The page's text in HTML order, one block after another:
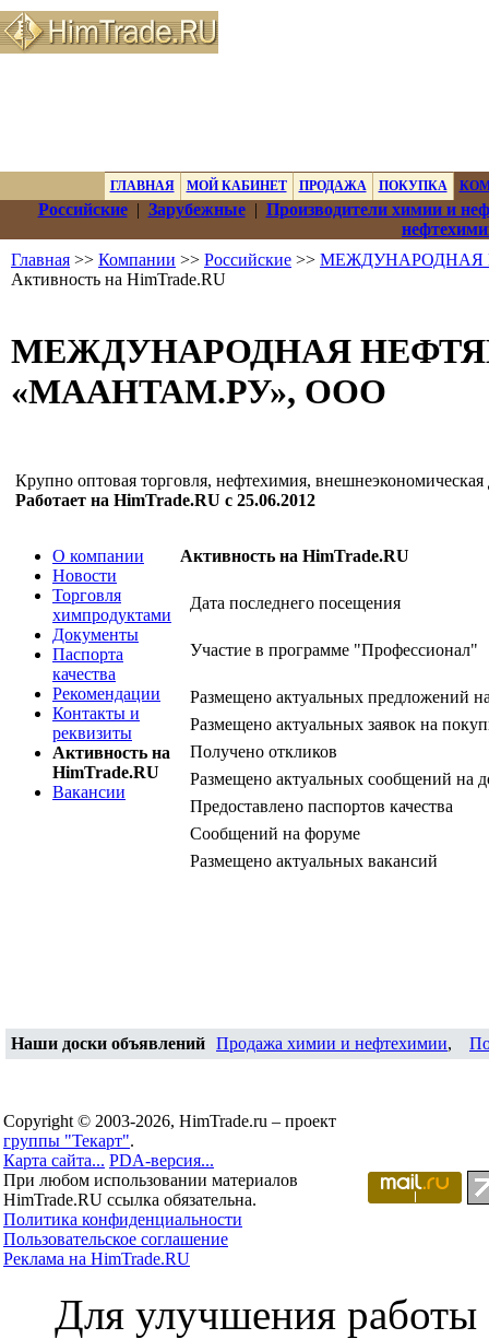
ГЛАВНАЯ МОЙ КАБИНЕТ ПРОДАЖА ПОКУПКА
Российские| Зарубежные| Производители химии и
Главная >> Компании >> Российские >> МЕЖДУНАРОДНАЯ
Активность на HimTrade.RU
МЕЖДУНАРОДНАЯ
«МААНТАМ.РУ», ООО
Крупно оптовая торговля, нефтехимия, внешнеэкономическая
Работает на HimTrade.RU с 25.06.2012
О компании
Новости
Торговля
химпродуктами
Документы
Паспорта
качества
Рекомендации
Контакты и
реквизиты
Активность на
HimTrade.RU
Вакансии
Активность на HimTrade.RU
Дата последнего посещения
Участие в программе "Профессионал"
Размещено актуальных предложений
Размещено актуальных заявок на
Получено откликов
Размещено актуальных сообщений на
Предоставлено паспортов качества
Сообщений на форуме
Размещено актуальных вакансий
Наши доски объявлений Продажа химии и нефтехимии,
Copyright © 2003-2026, HimTrade.ru – проект
группы "Текарт".
Карта сайта... PDA-версия...
При любом использовании материалов
HimTrade.RU ссылка обязательна.
Политика конфиденциальности
Пользовательское соглашение
Реклама на HimTrade.RU
Для улучшения работы